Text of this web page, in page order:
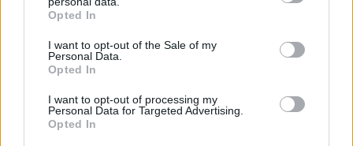
grant or deny consent to Google and its third-party tags to
use your data for below specified purposes in below Google
consent section.
Opted In
I want to opt-out of the Sale of my
Personal Data.
Opted In
I want to opt-out of processing my
Personal Data for Targeted Advertising.
Opted In
Παρίσι
πριν 19 λεπτά
πριν 19 λεπτά
Εβδομάδα Μόδας Κοπεγχάγης: Το kitten heel που δεν
πριν 26 λεπτά